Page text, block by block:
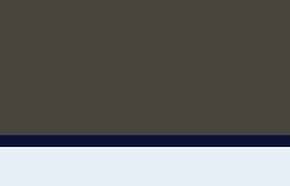
enfants; les facteurs
que prédisent leurs
que prédisent leurs pratiques